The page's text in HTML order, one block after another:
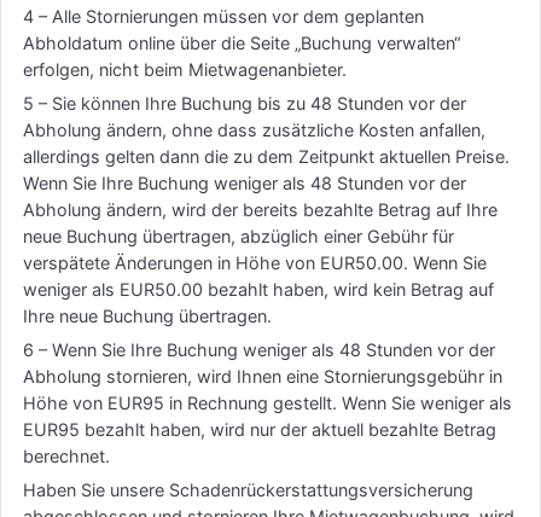
4 – Alle Stornierungen müssen vor dem geplanten
Abholdatum online über die Seite „Buchung verwalten“
erfolgen, nicht beim Mietwagenanbieter.
5 – Sie können Ihre Buchung bis zu 48 Stunden vor der
Abholung ändern, ohne dass zusätzliche Kosten anfallen,
allerdings gelten dann die zu dem Zeitpunkt aktuellen Preise.
Wenn Sie Ihre Buchung weniger als 48 Stunden vor der
Abholung ändern, wird der bereits bezahlte Betrag auf Ihre
neue Buchung übertragen, abzüglich einer Gebühr für
verspätete Änderungen in Höhe von EUR50.00. Wenn Sie
weniger als EUR50.00 bezahlt haben, wird kein Betrag auf
Ihre neue Buchung übertragen.
6 – Wenn Sie Ihre Buchung weniger als 48 Stunden vor der
Abholung stornieren, wird Ihnen eine Stornierungsgebühr in
Höhe von EUR95 in Rechnung gestellt. Wenn Sie weniger als
EUR95 bezahlt haben, wird nur der aktuell bezahlte Betrag
berechnet.
Haben Sie unsere Schadenrückerstattungsversicherung